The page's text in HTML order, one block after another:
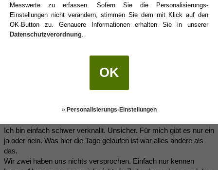
(17.01.2024 17:56)
Noiram
Ich bin einfach schwer verknallt. Unsicher. Für mich gibt es nur ein
ja oder nein. Was hier die Tage gelaufen ist war alles andere als
das.
Wir zwei haben uns nichts versprochen. Einfach nur kennen
Messwerte zu erfassen. Sofern Sie die Personalisierungs-
Einstellungen nicht verändern, stimmen Sie dem mit Klick auf den
OK-Button zu. Genauere Informationen erhalten Sie in unserer
Datenschutzverordnung
OK
» Personalisierungs-Einstellungen